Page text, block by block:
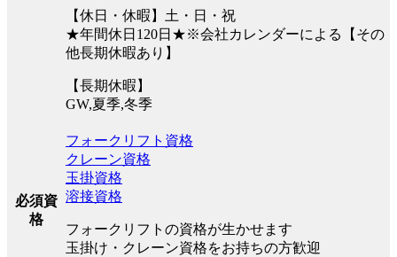
【休日・休暇】土・日・祝
★年間休日120日★※会社カレンダーによる【その
他長期休暇あり】
【長期休暇】
GW,夏季,冬季
必須資
格
フォークリフト資格
クレーン資格
玉掛資格
溶接資格
フォークリフトの資格が生かせます
玉掛け・クレーン資格をお持ちの方歓迎